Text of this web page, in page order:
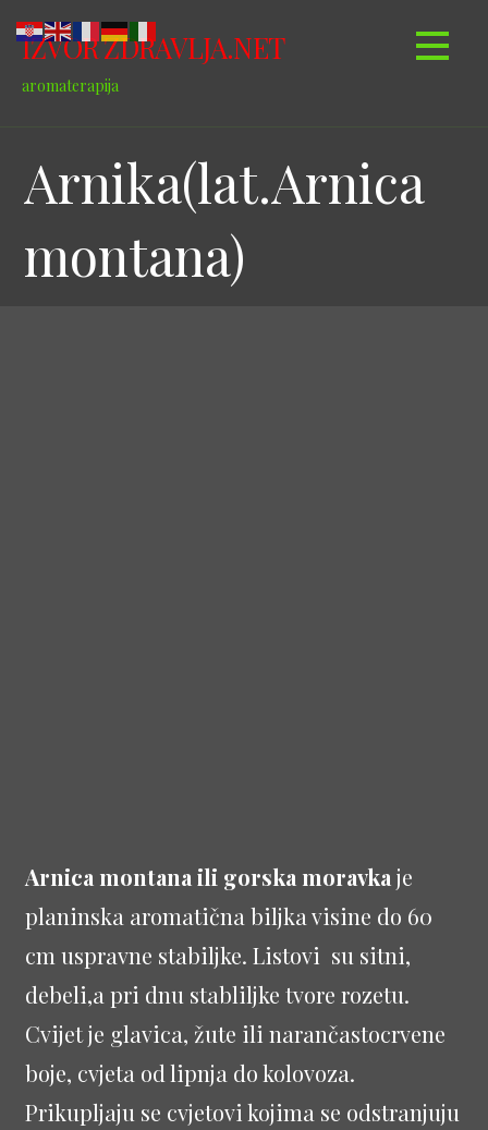
IZVOR ZDRAVLJA.NET
aromaterapija
Arnika(lat.Arnica
montana)
Arnica montana ili gorska moravka je
planinska aromatična biljka visine do 60
cm uspravne stabiljke. Listovi su sitni,
debeli,a pri dnu stabliljke tvore rozetu.
Cvijet je glavica, žute ili narančastocrvene
boje, cvjeta od lipnja do kolovoza.
Prikupljaju se cvjetovi kojima se odstranjuju